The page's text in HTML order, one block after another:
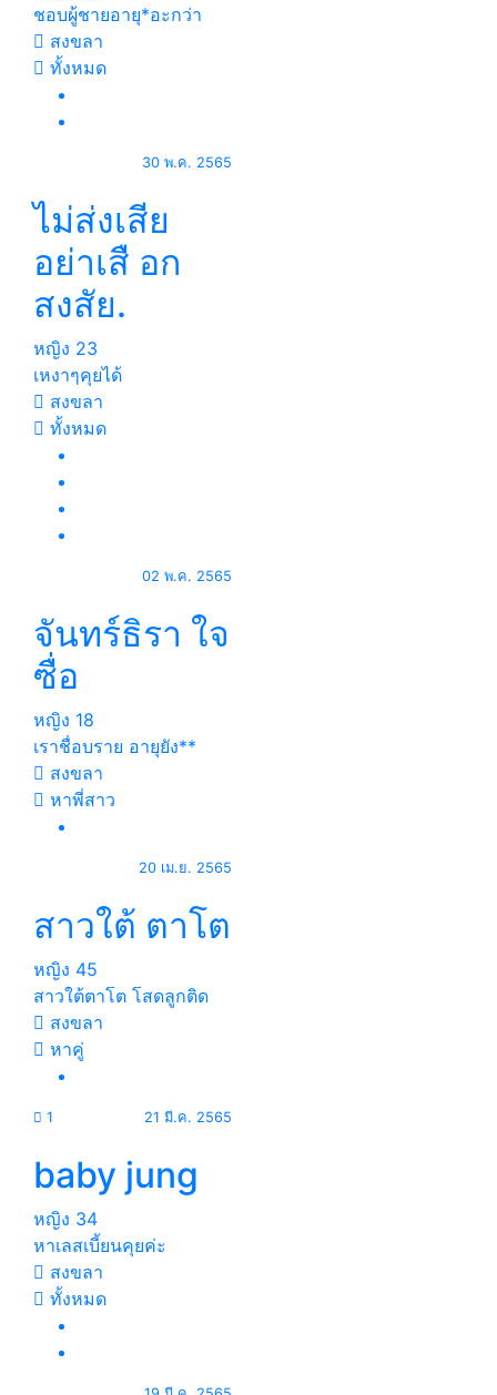
ชอบผู้ชายอายุ*อะกว่า
สงขลา
ทั้งหมด
30 พ.ค. 2565
ไม่ส่งเสีย
อย่าเสื อก
สงสัย.
หญิง 23
เหงาๆคุยได้
สงขลา
ทั้งหมด
02 พ.ค. 2565
จันทร์ธิรา ใจ
ซื่อ
หญิง 18
เราชื่อบราย อายุยัง**
สงขลา
หาพี่สาว
20 เม.ย. 2565
สาวใต้ ตาโต
หญิง 45
สาวใต้ตาโต โสดลูกติด
สงขลา
หาคู่
1 21 มี.ค. 2565
baby jung
หญิง 34
หาเลสเบี้ยนคุยค่ะ
สงขลา
ทั้งหมด